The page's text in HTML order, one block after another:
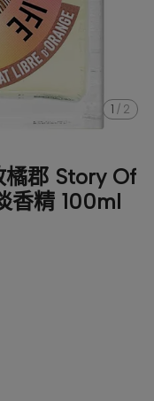
1 / 2
郡 Story Of
香精 100ml